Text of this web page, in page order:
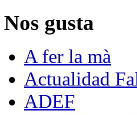
Nos gusta
A fer la mà
Actualidad
ADEF